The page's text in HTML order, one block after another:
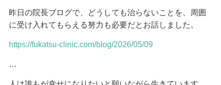
昨日の院長ブログで、どうしても治らないことを、周囲
に受け入れてもらえる努力も必要だとお話しました。
https://fukatsu-clinic.com/blog/2026/05/09
…